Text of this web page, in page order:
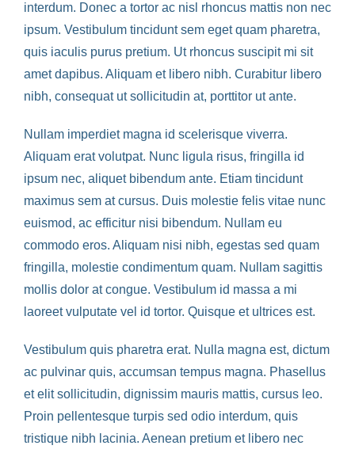
interdum. Donec a tortor ac nisl rhoncus mattis non nec
ipsum. Vestibulum tincidunt sem eget quam pharetra,
quis iaculis purus pretium. Ut rhoncus suscipit mi sit
amet dapibus. Aliquam et libero nibh. Curabitur libero
nibh, consequat ut sollicitudin at, porttitor ut ante.
Nullam imperdiet magna id scelerisque viverra.
Aliquam erat volutpat. Nunc ligula risus, fringilla id
ipsum nec, aliquet bibendum ante. Etiam tincidunt
maximus sem at cursus. Duis molestie felis vitae nunc
euismod, ac efficitur nisi bibendum. Nullam eu
commodo eros. Aliquam nisi nibh, egestas sed quam
fringilla, molestie condimentum quam. Nullam sagittis
mollis dolor at congue. Vestibulum id massa a mi
laoreet vulputate vel id tortor. Quisque et ultrices est.
Vestibulum quis pharetra erat. Nulla magna est, dictum
ac pulvinar quis, accumsan tempus magna. Phasellus
et elit sollicitudin, dignissim mauris mattis, cursus leo.
Proin pellentesque turpis sed odio interdum, quis
tristique nibh lacinia. Aenean pretium et libero nec